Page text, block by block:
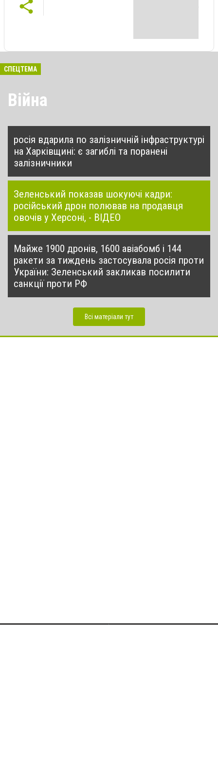
СПЕЦТЕМА
Війна
росія вдарила по залізничній інфраструктурі
на Харківщині: є загиблі та поранені
залізничники
Зеленський показав шокуючі кадри:
російський дрон полював на продавця
овочів у Херсоні, - ВІДЕО
Майже 1900 дронів, 1600 авіабомб і 144
ракети за тиждень застосувала росія проти
України: Зеленський закликав посилити
санкції проти РФ
Всі матеріали тут